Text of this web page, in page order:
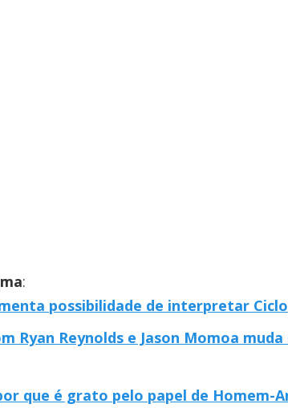
:
possibilidade de interpretar
Ryan Reynolds e Jason Momoa
que é grato pelo papel de Homem-